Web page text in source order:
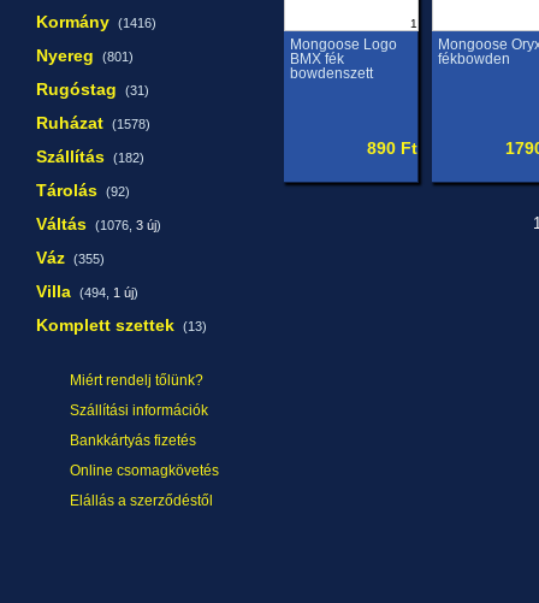
Kormány (1416)
Nyereg (801)
Rugóstag (31)
Ruházat (1578)
Szállítás (182)
Tárolás (92)
Váltás (1076, 3 új)
Váz (355)
Villa (494, 1 új)
Komplett szettek (13)
Miért rendelj tőlünk?
Szállítási információk
Bankkártyás fizetés
Online csomagkövetés
Elállás a szerződéstől
1
Mongoose Logo
BMX fék
bowdenszett
890 Ft
Mongoose
fékbowden